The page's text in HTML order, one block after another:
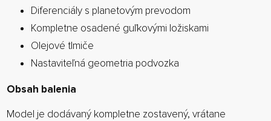
Diferenciály s planetovým prevodom
Kompletne osadené guľkovými ložiskami
Olejové tlmiče
Nastaviteľná geometria podvozka
Obsah balenia
Model je dodávaný kompletne zostavený, vrátane